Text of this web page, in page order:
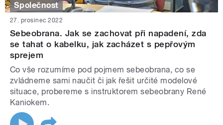
Společnost
27. prosinec 2022
Sebeobrana. Jak se zachovat při napadení, zda
se tahat o kabelku, jak zacházet s pepřovým
sprejem
Co vše rozumíme pod pojmem sebeobrana, co se
zvládneme sami naučit či jak řešit určité modelové
situace, probereme s instruktorem sebeobrany René
Kaniokem.